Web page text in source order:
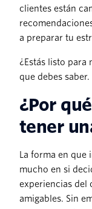
clientes están
a preparar tu
¿Estás listo para
que debes saber.
¿Por
tener
La forma en que
mucho en si
experiencias del
amigables. Sin